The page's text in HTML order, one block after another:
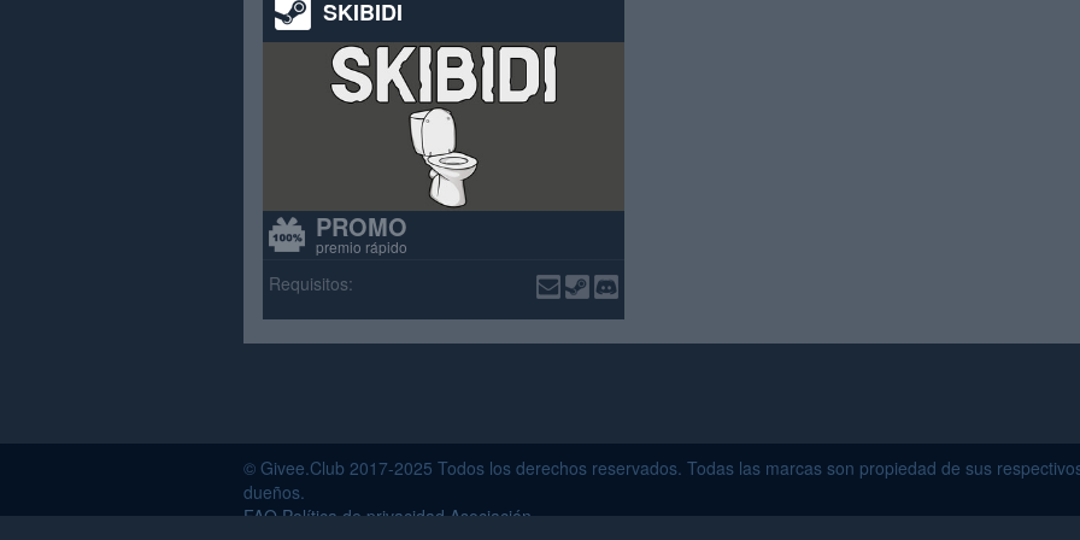
SKIBIDI
PROMO
premio rápido
Requisitos:
© Givee.Club 2017-2025 Todos los derechos reservados. Todas las marcas son propiedad de sus
dueños.
FAQ Política de privacidad Asociación